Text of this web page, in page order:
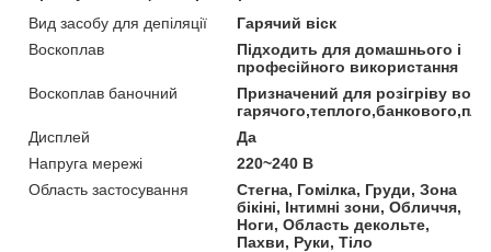
Вид засобу для депіляції
Гарячий віск
Воскоплав
Підходить для домашнього і
професійного використання
Воскоплав баночний
Призначений для розігріву
Дисплей
Да
Напруга мережі
220~240 В
Область застосування
Стегна, Гомілка, Груди, Зона
бікіні, Інтимні зони, Обличчя,
Ноги, Область декольте,
Пахви, Руки, Тіло